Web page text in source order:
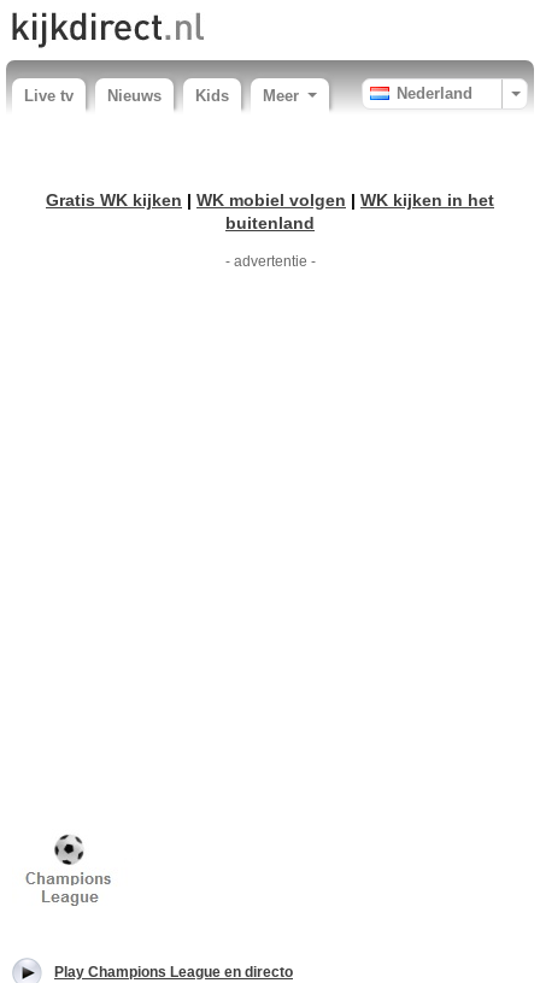
Live tv Nieuws Kids Meer Nederland
Gratis WK kijken | WK mobiel volgen | WK kijken in het
buitenland
- advertentie -
Play Champions League en directo